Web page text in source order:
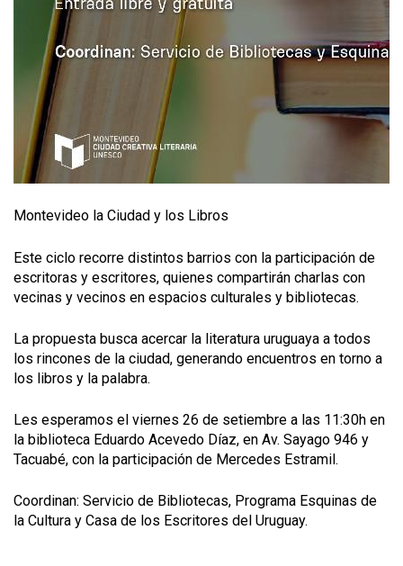
Montevideo la Ciudad y los Libros
Este ciclo recorre distintos barrios con la participación de
escritoras y escritores, quienes compartirán charlas con
vecinas y vecinos en espacios culturales y bibliotecas.
La propuesta busca acercar la literatura uruguaya a todos
los rincones de la ciudad, generando encuentros en torno a
los libros y la palabra.
Les esperamos el viernes 26 de setiembre a las 11:30h en
la biblioteca Eduardo Acevedo Díaz, en Av. Sayago 946 y
Tacuabé, con la participación de Mercedes Estramil.
Coordinan: Servicio de Bibliotecas, Programa Esquinas de
la Cultura y Casa de los Escritores del Uruguay.